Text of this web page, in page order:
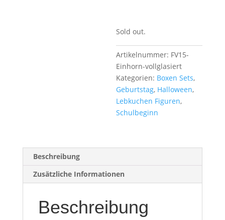
Sold out.
Artikelnummer: FV15-
Einhorn-vollglasiert
Kategorien: Boxen Sets,
Geburtstag, Halloween,
Lebkuchen Figuren,
Schulbeginn
Beschreibung
Zusätzliche Informationen
Beschreibung